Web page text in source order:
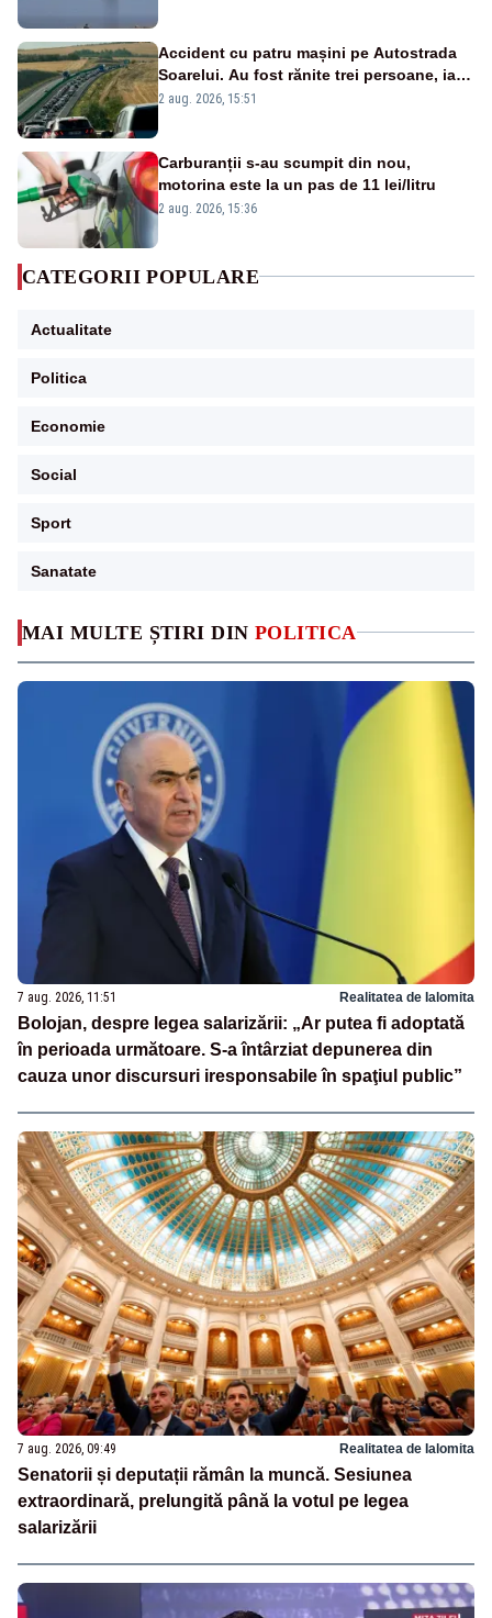
MAI MULTE ȘTIRI DIN POLITICA
7 aug. 2026, 11:51 Realitatea de Ialomita
Bolojan, despre legea salarizării: „Ar putea fi adoptată
în perioada următoare. S-a întârziat depunerea din
cauza unor discursuri iresponsabile în spaţiul public”
7 aug. 2026, 09:49 Realitatea de Ialomita
Senatorii și deputații rămân la muncă. Sesiunea
extraordinară, prelungită până la votul pe legea
salarizării
Accident cu patru mașini pe Autostrada
Soarelui. Au fost rănite trei persoane, iar
traficul se desfășoară cu dificultate
2 aug. 2026, 15:51
Carburanții s-au scumpit din nou,
motorina este la un pas de 11 lei/litru
2 aug. 2026, 15:36
CATEGORII POPULARE
Actualitate
Politica
Economie
Social
Sport
Sanatate